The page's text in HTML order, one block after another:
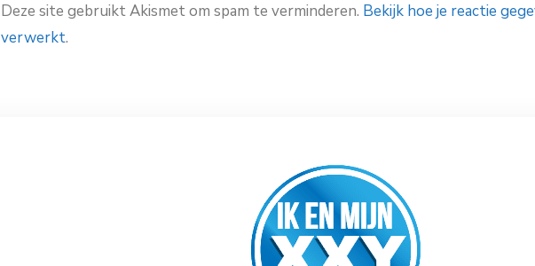
Deze site gebruikt Akismet om spam te verminderen. Bekijk hoe je reactie
verwerkt.